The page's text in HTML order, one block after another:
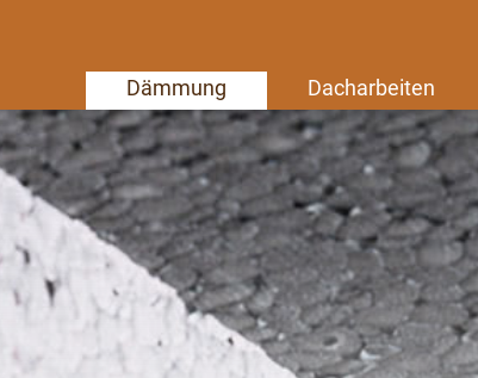
Dämmung Dacharbeiten